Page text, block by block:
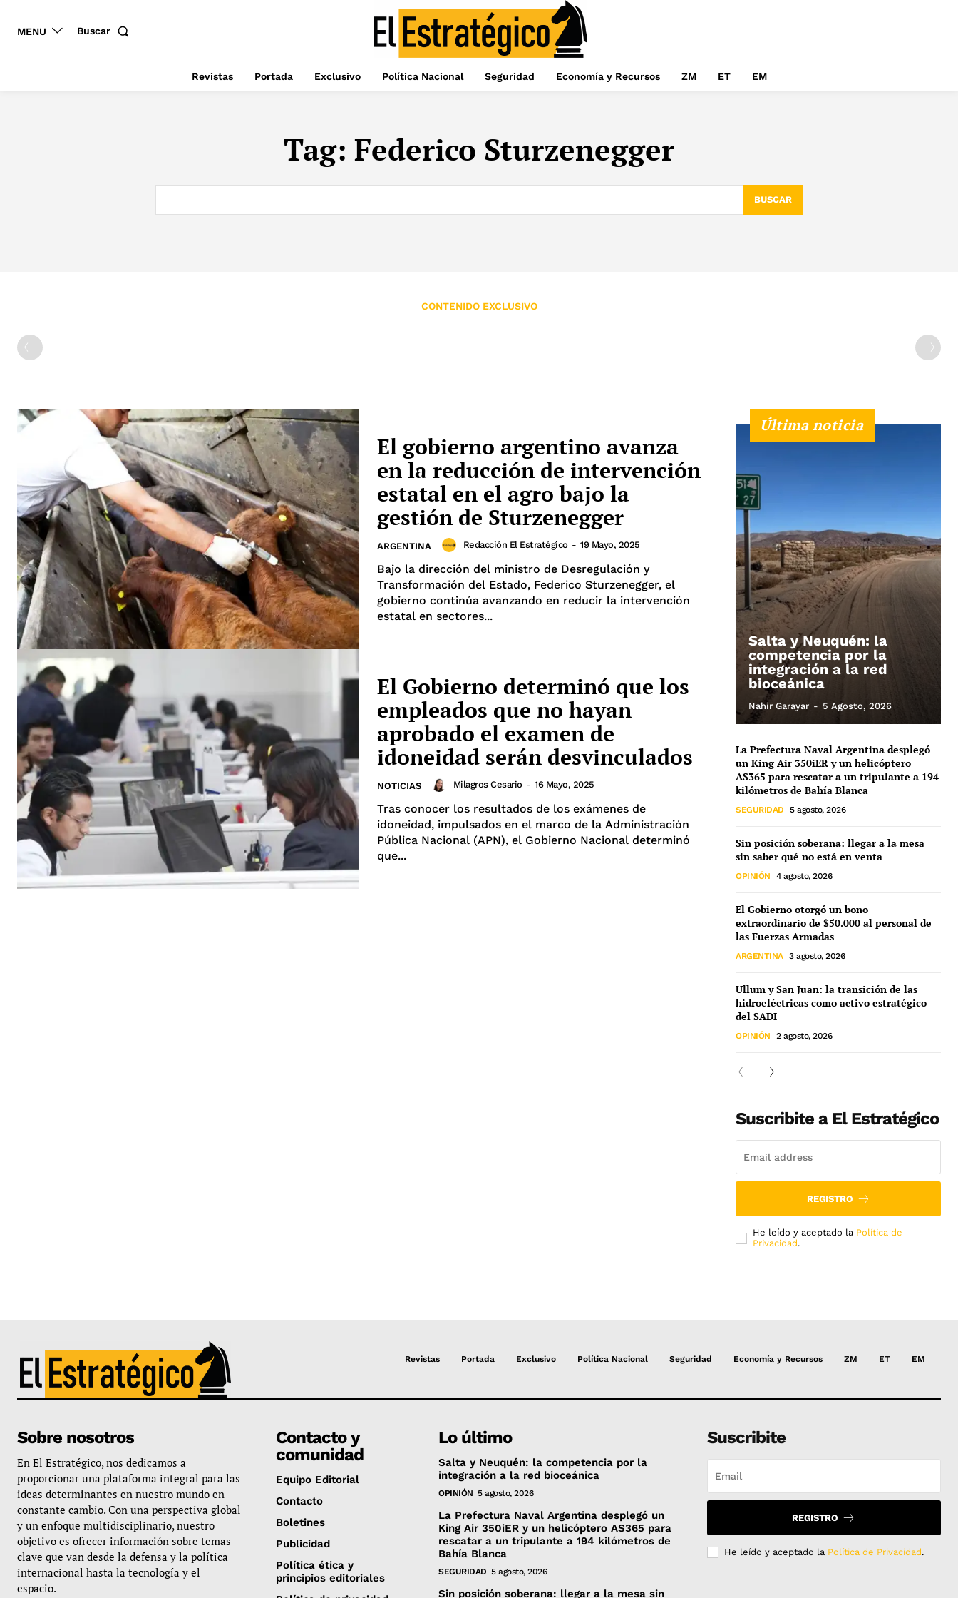
MENU Buscar
Revistas Portada Exclusivo Política Nacional Seguridad Economía y Recursos ZM ET EM
Tag: Federico Sturzenegger
BUSCAR
CONTENIDO EXCLUSIVO
El gobierno argentino avanza
en la reducción de intervención
estatal en el agro bajo la
gestión de Sturzenegger
ARGENTINA Redacción El Estratégico - 19 Mayo, 2025
Bajo la dirección del ministro de Desregulación y
Transformación del Estado, Federico Sturzenegger, el
gobierno continúa avanzando en reducir la intervención
estatal en sectores...
El Gobierno determinó que los
empleados que no hayan
aprobado el examen de
idoneidad serán desvinculados
NOTICIAS Milagros Cesario - 16 Mayo, 2025
Tras conocer los resultados de los exámenes de
idoneidad, impulsados en el marco de la Administración
Pública Nacional (APN), el Gobierno Nacional determinó
que...
Última noticia
Salta y Neuquén: la
competencia por la
integración a la red
bioceánica
Nahir Garayar - 5 Agosto, 2026
La Prefectura Naval Argentina desplegó
un King Air 350iER y un helicóptero
AS365 para rescatar a un tripulante a 194
kilómetros de Bahía Blanca
SEGURIDAD 5 agosto, 2026
Sin posición soberana: llegar a la mesa
sin saber qué no está en venta
OPINIÓN 4 agosto, 2026
El Gobierno otorgó un bono
extraordinario de $50.000 al personal de
las Fuerzas Armadas
ARGENTINA 3 agosto, 2026
Ullum y San Juan: la transición de las
hidroeléctricas como activo estratégico
del SADI
OPINIÓN 2 agosto, 2026
Suscribite a El Estratégico
REGISTRO
He leído y aceptado la Política de
Privacidad.
Revistas Portada Exclusivo Política Nacional Seguridad Economía y Recursos ZM ET EM
Sobre nosotros
En El Estratégico, nos dedicamos a
proporcionar una plataforma integral para las
ideas determinantes en nuestro mundo en
constante cambio. Con una perspectiva global
y un enfoque multidisciplinario, nuestro
objetivo es ofrecer información sobre temas
clave que van desde la defensa y la política
internacional hasta la tecnología y el
espacio.
Contacto y
comunidad
Equipo Editorial
Contacto
Boletines
Publicidad
Política ética y
principios editoriales
Lo último
Salta y Neuquén: la competencia por la
integración a la red bioceánica
OPINIÓN 5 agosto, 2026
La Prefectura Naval Argentina desplegó un
King Air 350iER y un helicóptero AS365 para
rescatar a un tripulante a 194 kilómetros de
Bahía Blanca
SEGURIDAD 5 agosto, 2026
Sin posición soberana: llegar a la mesa sin
Suscribite
REGISTRO
He leído y aceptado la Política de Privacidad.